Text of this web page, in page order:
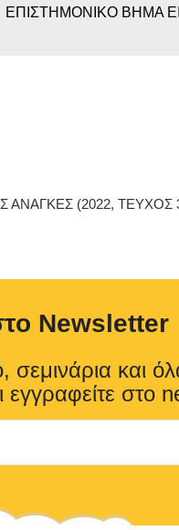
ΕΠΙΣΤΗΜΟΝΙΚΟ ΒΗΜΑ
ΑΝΑΓΚΕΣ (2022, ΤΕΥΧΟΣ
Newsletter
σεμινάρια και
στο